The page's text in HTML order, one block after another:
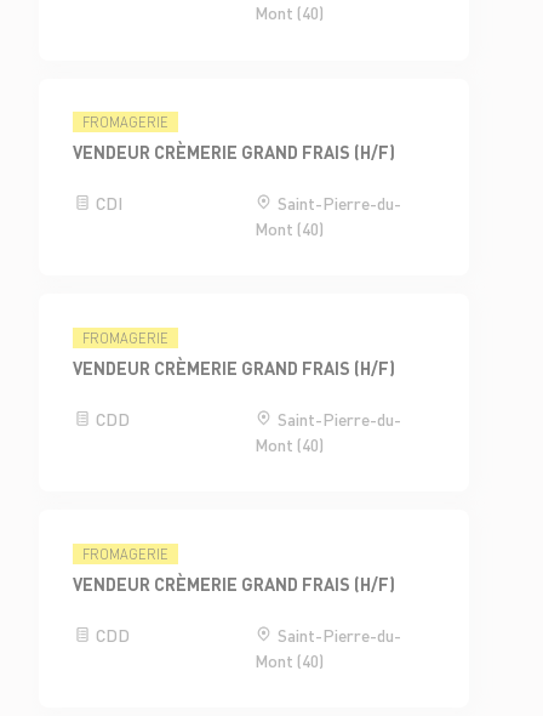
Mont (40)
FROMAGERIE
VENDEUR CRÈMERIE GRAND FRAIS (H/F)
CDI
Saint-Pierre-du-
Mont (40)
FROMAGERIE
VENDEUR CRÈMERIE GRAND FRAIS (H/F)
CDD
Saint-Pierre-du-
Mont (40)
FROMAGERIE
VENDEUR CRÈMERIE GRAND FRAIS (H/F)
CDD
Saint-Pierre-du-
Mont (40)